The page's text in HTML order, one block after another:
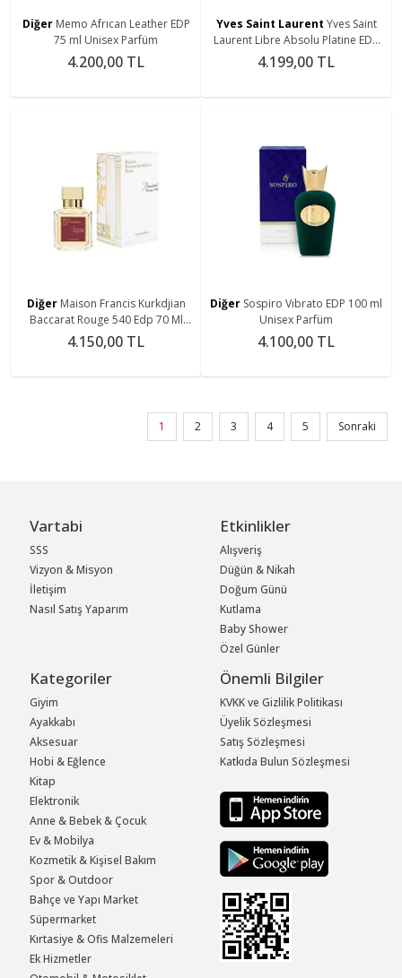
Diğer Memo Afrıcan Leather EDP
75 ml Unisex Parfüm
4.200,00 TL
Yves Saint Laurent Yves Saint
Laurent Libre Absolu Platine EDP
90 ml Kadın Parfüm
4.199,00 TL
Diğer Maison Francis Kurkdjian
Baccarat Rouge 540 Edp 70 Ml
Parfüm
4.150,00 TL
Diğer Sospiro Vıbrato EDP 100 ml
Unisex Parfüm
4.100,00 TL
1 2 3 4 5 Sonraki
Vartabi
SSS
Vizyon & Misyon
İletişim
Nasıl Satış Yaparım
Etkinlikler
Alışveriş
Düğün & Nikah
Doğum Günü
Kutlama
Baby Shower
Özel Günler
Kategoriler
Giyim
Ayakkabı
Aksesuar
Hobi & Eğlence
Kitap
Elektronik
Anne & Bebek & Çocuk
Ev & Mobilya
Kozmetik & Kişisel Bakım
Spor & Outdoor
Bahçe ve Yapı Market
Süpermarket
Kırtasiye & Ofis Malzemeleri
Ek Hizmetler
Önemli Bilgiler
KVKK ve Gizlilik Politikası
Üyelik Sözleşmesi
Satış Sözleşmesi
Katkıda Bulun Sözleşmesi